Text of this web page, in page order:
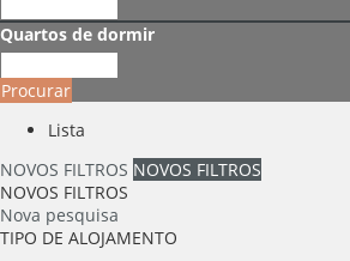
Quartos de dormir
Procurar
Lista
NOVOS FILTROS NOVOS FILTROS
NOVOS FILTROS
Nova pesquisa
TIPO DE ALOJAMENTO